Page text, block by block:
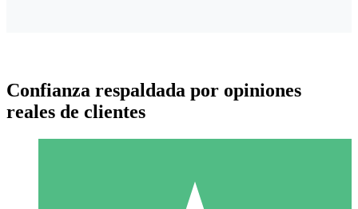
Confianza respaldada por opiniones
reales de clientes